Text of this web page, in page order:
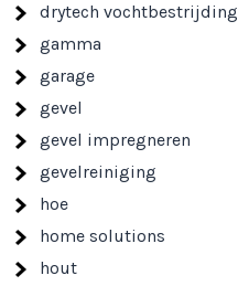
drytech vochtbestrijding
gamma
garage
gevel
gevel impregneren
gevelreiniging
hoe
home solutions
hout